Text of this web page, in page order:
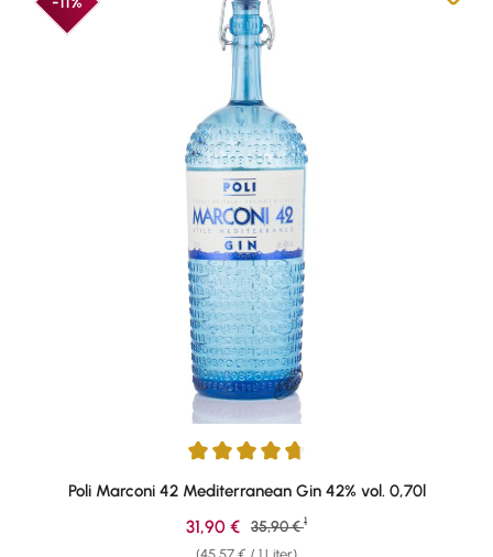
Durchschnittliche Bewertung von 4.76 von 5 Sternen
Poli Marconi 42 Mediterranean Gin 42% vol. 0,70l
Verkaufspreis:
31,90 € Regulärer Preis:
35,90 € 1